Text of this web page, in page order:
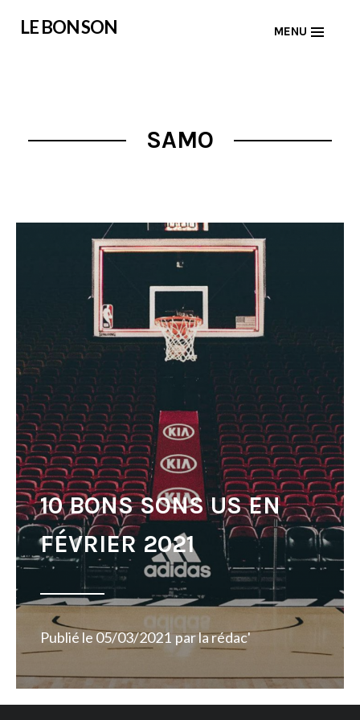
LE BON SON MENU
SAMO
10 BONS SONS US EN
FÉVRIER 2021
Publié le 05/03/2021 parla rédac'